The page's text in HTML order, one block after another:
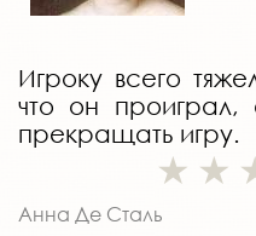
Игроку всего
что он проиграл,
прекращать игру.
Анна Де Сталь